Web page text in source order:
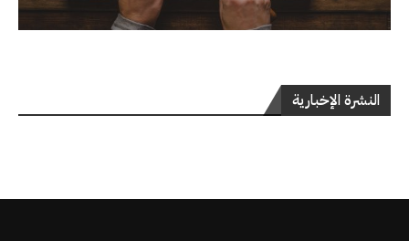
النشرة الإخبارية